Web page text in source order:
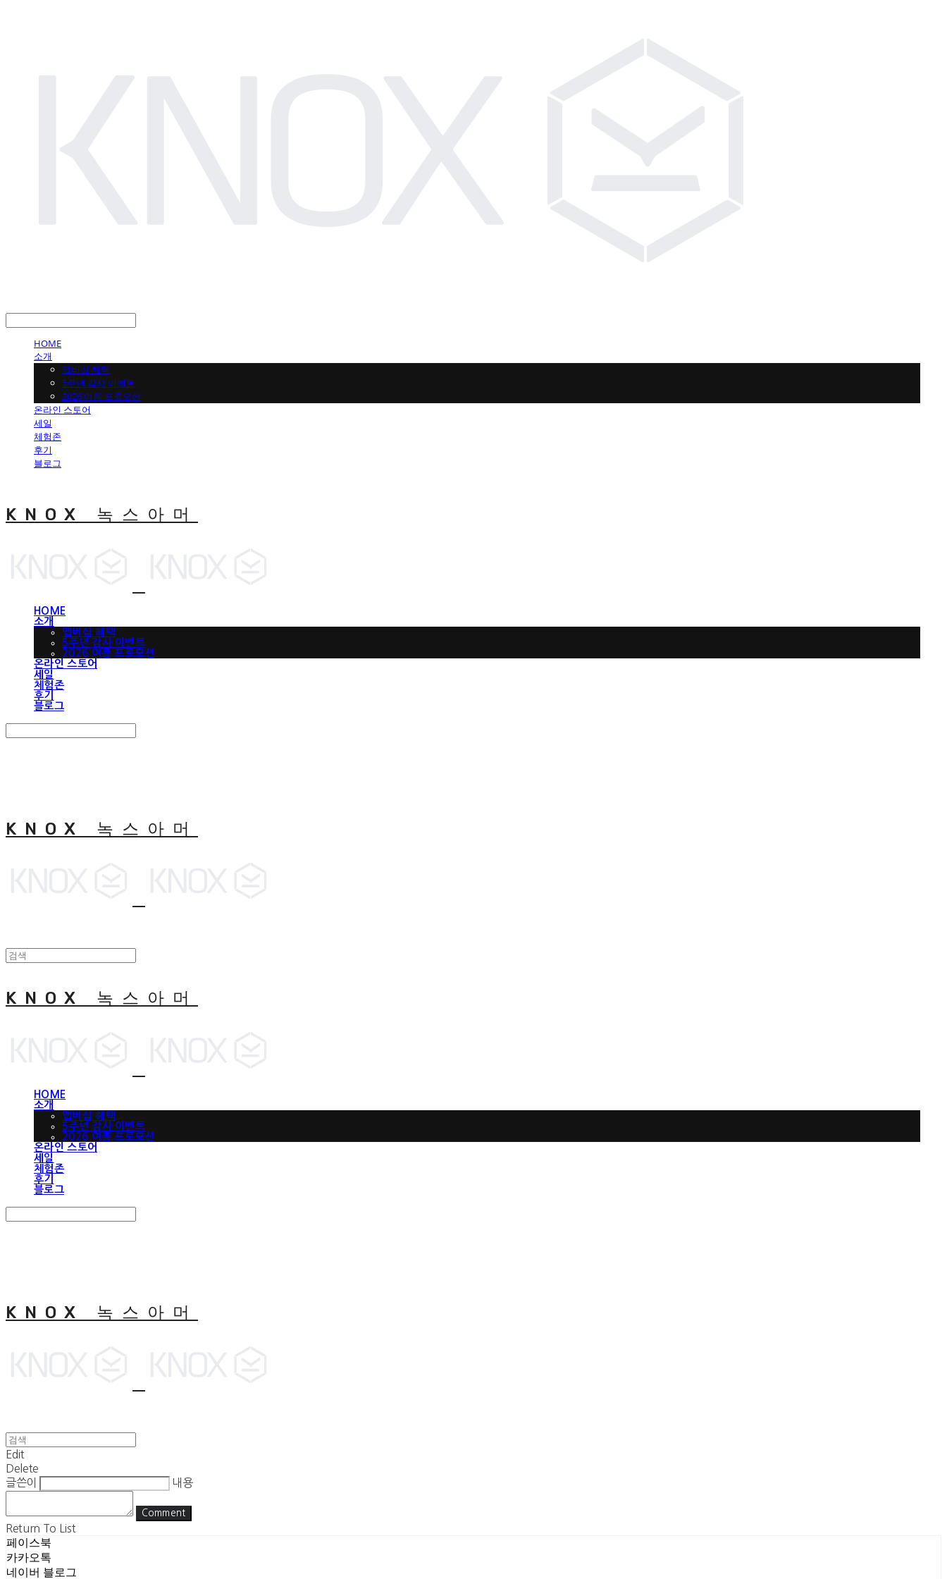
HOME
소개
맵버십 혜택
5주년 감사 이벤트
2026 여름 프로모션
온라인 스토어
세일
체험존
후기
블로그
KNOX 녹스아머
HOME
소개
맵버십 혜택
5주년 감사 이벤트
2026 여름 프로모션
온라인 스토어
세일
체험존
후기
블로그
KNOX 녹스아머
KNOX 녹스아머
HOME
소개
맵버십 혜택
5주년 감사 이벤트
2026 여름 프로모션
온라인 스토어
세일
체험존
후기
블로그
KNOX 녹스아머
Edit
Delete
글쓴이
내용
Comment
Return To List
페이스북
카카오톡
네이버 블로그